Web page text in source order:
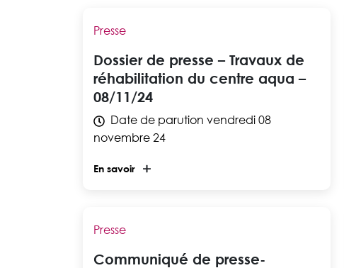
Presse
Dossier de presse – Travaux de
réhabilitation du centre aqua –
08/11/24
Date de parution vendredi 08
novembre 24
En savoir
Presse
Communiqué de presse-